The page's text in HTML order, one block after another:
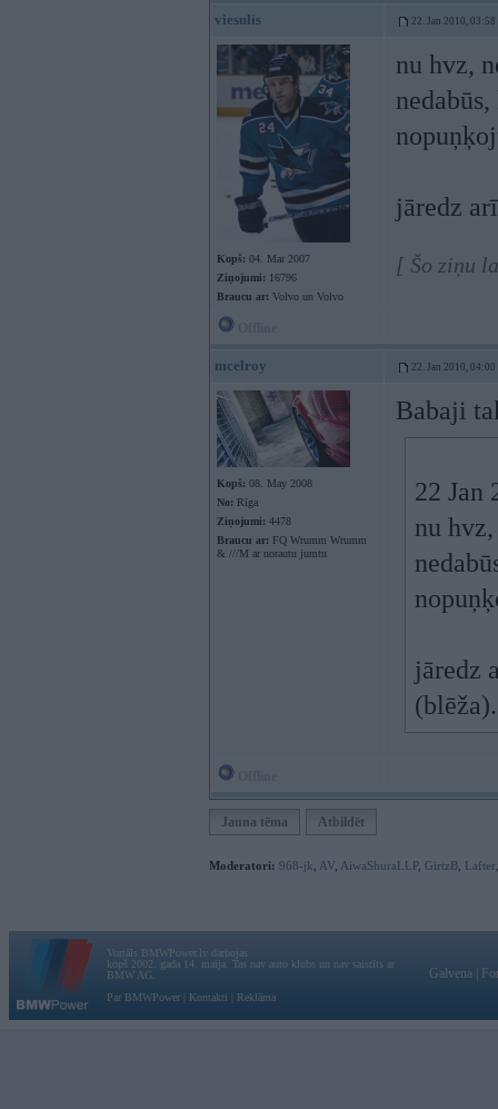
viesulis 22. Jan 2010, 03:58
Kopš: 04. Mar 2007
Ziņojumi: 16796
Braucu ar: Volvo un Volvo
nu hvz,
jāredz
[ Šo ziņu
mcelroy 22. Jan 2010, 04:00
Kopš: 08. May 2008
No: Rīga
Ziņojumi: 4478
Braucu ar: FQ Wrumm Wrumm
& ///M ar norautu jumtu
Babaji
22 Jan
nu
jāredz
(blēža).
Jauna tēma Atbildēt
Moderatori: 968-jk AV AiwaShuraLLP, GirtzB Lafter
Vortāls BMWPower.lv darbojas
kopš 2002. gada 14. maija. Tas nav auto klubs un nav saistīts ar
BMW AG.
Par BMWPower
Kontakti Reklāma
Galvena